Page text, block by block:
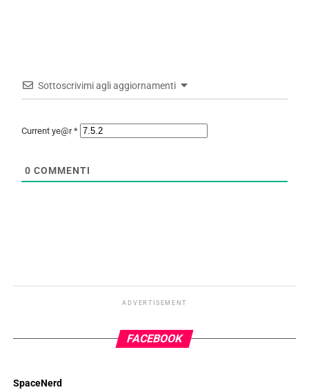
Sottoscrivimi agli aggiornamenti
Current ye@r*
0 COMMENTI
ADVERTISEMENT
FACEBOOK
SpaceNerd